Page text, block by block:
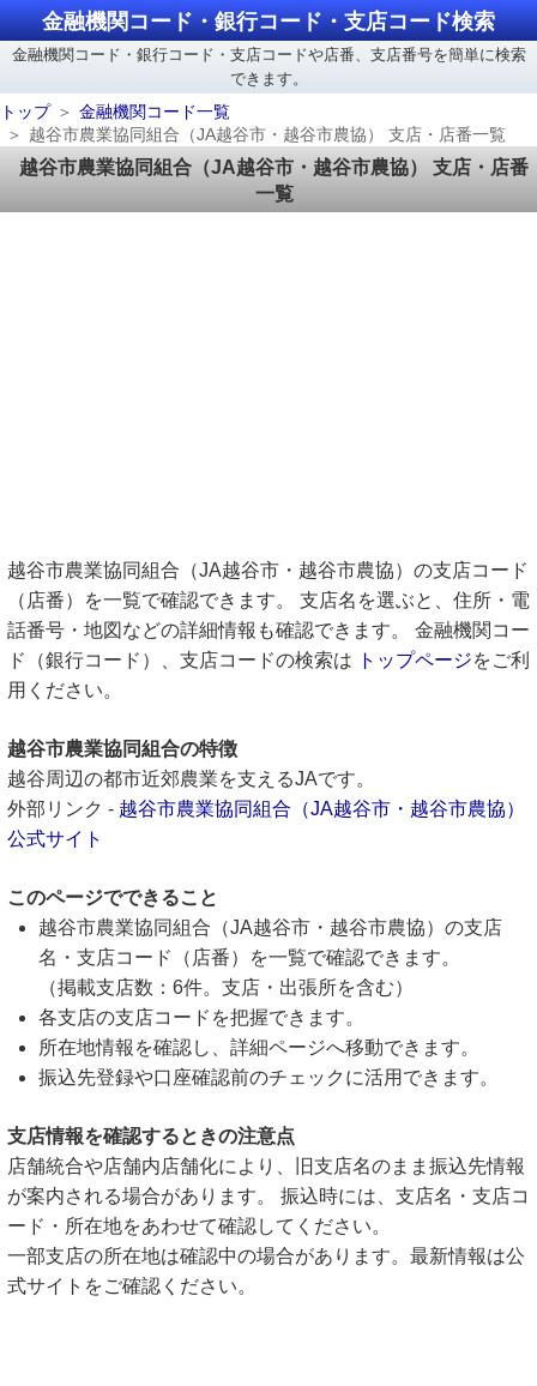
金融機関コード・銀行コード・支店コード検索
金融機関コード・銀行コード・支店コードや店番、支店番号を簡単に検索
できます。
トップ
金融機関コード一覧
越谷市農業協同組合（JA越谷市・越谷市農協） 支店・店番一覧
越谷市農業協同組合（JA越谷市・越谷市農協） 支店・店番
一覧
越谷市農業協同組合（JA越谷市・越谷市農協）の支店コード
（店番）を一覧で確認できます。 支店名を選ぶと、住所・電
話番号・地図などの詳細情報も確認できます。 金融機関コー
ド（銀行コード）、支店コードの検索は
トップページをご利
用ください。
越谷市農業協同組合の特徴
越谷周辺の都市近郊農業を支えるJAです。
外部リンク - 越谷市農業協同組合（JA越谷市・越谷市農協）
公式サイト
このページでできること
越谷市農業協同組合（JA越谷市・越谷市農協）の支店
名・支店コード（店番）を一覧で確認できます。
（掲載支店数：6件。支店・出張所を含む）
各支店の支店コードを把握できます。
所在地情報を確認し、詳細ページへ移動できます。
振込先登録や口座確認前のチェックに活用できます。
支店情報を確認するときの注意点
店舗統合や店舗内店舗化により、旧支店名のまま振込先情報
が案内される場合があります。 振込時には、支店名・支店コ
ード・所在地をあわせて確認してください。
一部支店の所在地は確認中の場合があります。最新情報は公
式サイトをご確認ください。